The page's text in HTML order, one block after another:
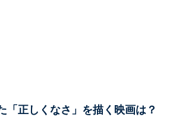
「正しくなさ」を描く映画は？